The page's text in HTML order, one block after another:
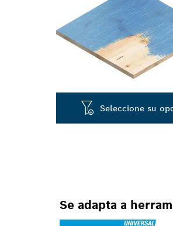
Seleccione su
Se adapta a